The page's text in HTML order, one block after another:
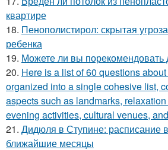
квартире
18. Пенополистирол: скрытая
ребенка
19. Можете ли вы порекомендовать
20. Here is a list of 60 questions
organized into a single cohesive list,
aspects such as landmarks,
evening activities, cultural venues,
21. Дидюля в Ступине: расписание
ближайшие месяцы